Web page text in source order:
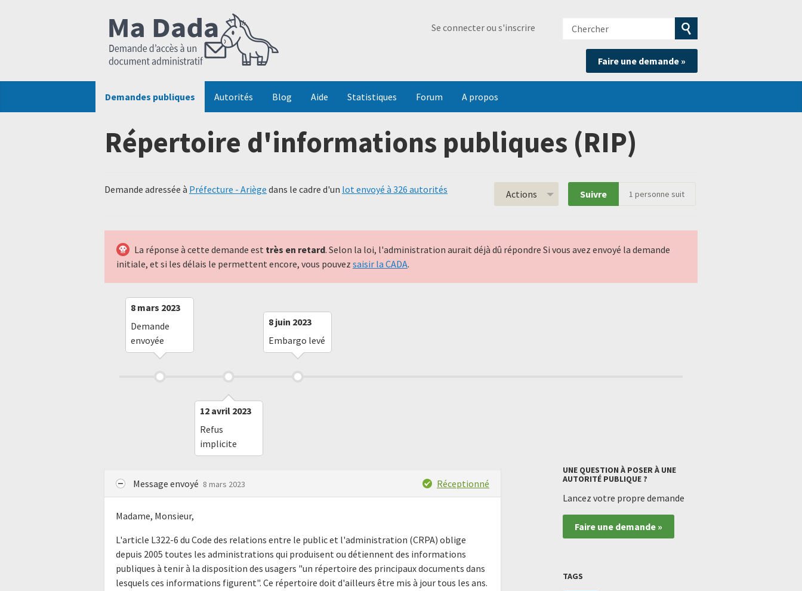
Se connecter ou s'inscrire
Chercher
Soumettre
la
recherche
Faire une demande »
Demandes publiques Autorités Blog Aide Statistiques Forum A propos
Répertoire d'informations publiques (RIP)
Demande adressée à Préfecture - Ariège dans le cadre d'un lot envoyé à 326 autorités Actions Suivre 1 personne suit
La réponse à cette demande est très en retard. Selon la loi, l'administration aurait déjà dû répondre Si vous avez envoyé la demande
initiale, et si les délais le permettent encore, vous pouvez saisir la CADA.
8 mars 2023
Demande
envoyée
12 avril 2023
Refus
implicite
8 juin 2023
Embargo levé
Message envoyé 8 mars 2023 Réceptionné
Madame, Monsieur,
L'article L322-6 du Code des relations entre le public et l'administration (CRPA) oblige
depuis 2005 toutes les administrations qui produisent ou détiennent des informations
publiques à tenir à la disposition des usagers "un répertoire des principaux documents dans
lesquels ces informations figurent". Ce répertoire doit d'ailleurs être mis à jour tous les ans.
UNE QUESTION À POSER À UNE
AUTORITÉ PUBLIQUE ?
Lancez votre propre demande
Faire une demande »
TAGS